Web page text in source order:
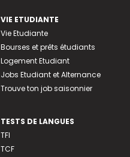
VIE ETUDIANTE
Vie Etudiante
Bourses et prêts étudiants
Logement Etudiant
Jobs Etudiant et Alternance
Trouve ton job saisonnier
TESTS DE LANGUES
TFI
TCF